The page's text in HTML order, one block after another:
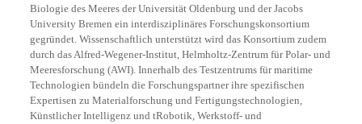
Biologie des Meeres der Universität Oldenburg und der Jacobs
University Bremen ein interdisziplinäres Forschungskonsortium
gegründet. Wissenschaftlich unterstützt wird das Konsortium zudem
durch das Alfred-Wegener-Institut, Helmholtz-Zentrum für Polar- und
Meeresforschung (AWI). Innerhalb des Testzentrums für maritime
Technologien bündeln die Forschungspartner ihre spezifischen
Expertisen zu Materialforschung und Fertigungstechnologien,
Künstlicher Intelligenz und tRobotik, Werkstoff- und